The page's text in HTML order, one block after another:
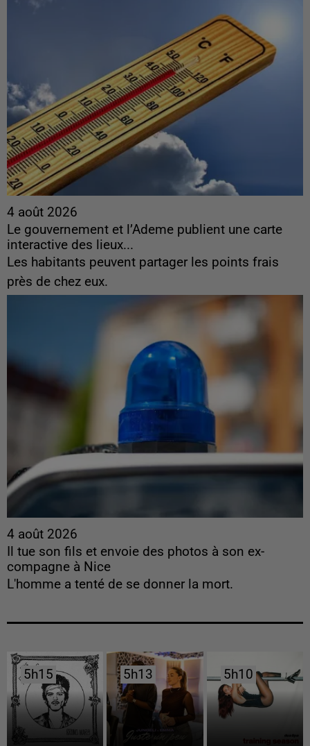
4 août 2026
Le gouvernement et l’Ademe publient une carte
interactive des lieux...
Les habitants peuvent partager les points frais
près de chez eux.
4 août 2026
Il tue son fils et envoie des photos à son ex-
compagne à Nice
L'homme a tenté de se donner la mort.
5h15
5h15 5h13
5h13 5h10
5h10